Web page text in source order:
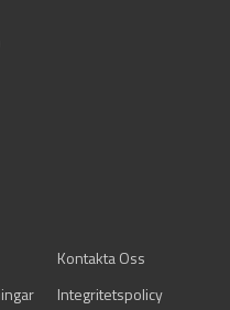
Kontakta Oss
Integritetspolicy